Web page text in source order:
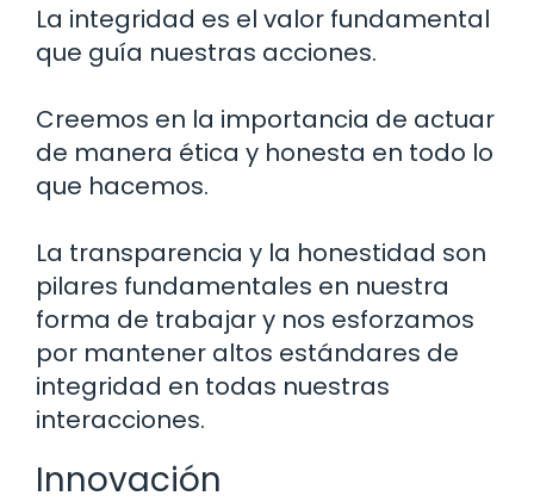
La integridad es el valor fundamental
que guía nuestras acciones.
Creemos en la importancia de actuar
de manera ética y honesta en todo lo
que hacemos.
La transparencia y la honestidad son
pilares fundamentales en nuestra
forma de trabajar y nos esforzamos
por mantener altos estándares de
integridad en todas nuestras
interacciones.
Innovación